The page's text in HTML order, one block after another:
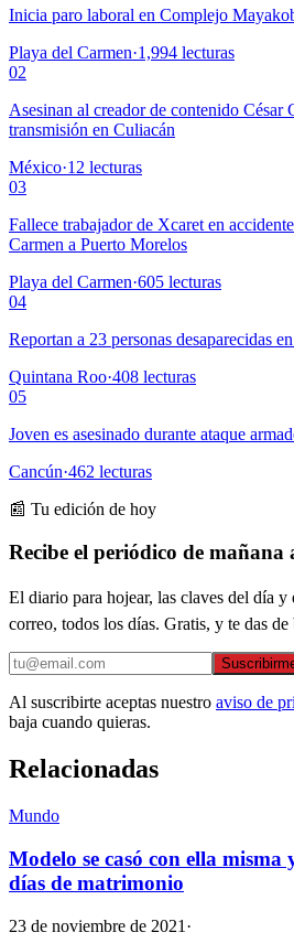
Inicia paro laboral en Complejo
Playa del Carmen·1,994 lecturas
02
Asesinan al creador de contenido César
transmisión en Culiacán
México·12 lecturas
03
Fallece trabajador de Xcaret en
Carmen a Puerto Morelos
Playa del Carmen·605 lecturas
04
Reportan a 23 personas desaparecidas
Quintana Roo·408 lecturas
05
Joven es asesinado durante ataque
Cancún·462 lecturas
📰 Tu edición de hoy
Recibe el periódico de mañana
El diario para hojear, las claves del día
correo, todos los días. Gratis, y te das
Al suscribirte aceptas nuestro aviso de
baja cuando quieras.
Relacionadas
Mundo
Modelo se casó con ella misma
días de matrimonio
23 de noviembre de 2021 ·